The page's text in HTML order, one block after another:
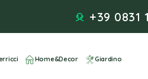
+39 0831
Home&Decor Giardino